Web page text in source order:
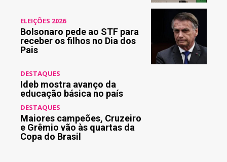
ELEIÇÕES 2026
Bolsonaro pede ao STF para
receber os filhos no Dia dos
Pais
DESTAQUES
Ideb mostra avanço da
educação básica no país
DESTAQUES
Maiores campeões, Cruzeiro
e Grêmio vão às quartas da
Copa do Brasil